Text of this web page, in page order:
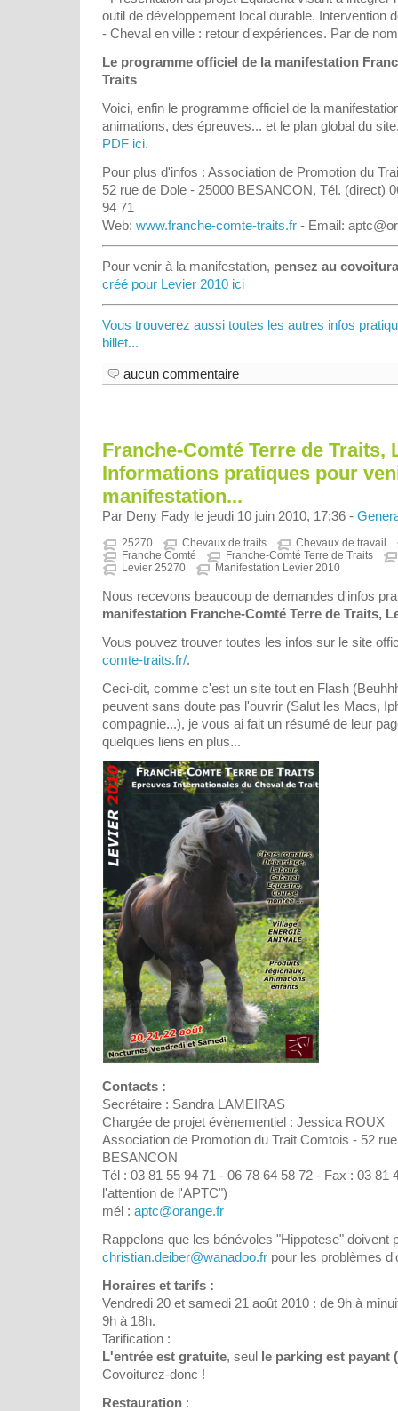
outil de développement local durable. Intervention
- Cheval en ville : retour d'expériences. Par de
Le programme officiel de la manifestation
Traits
Voici, enfin le programme officiel de la
animations, des épreuves... et le plan global du
PDF ici.
Pour plus d'infos : Association de Promotion du
52 rue de Dole - 25000 BESANCON, Tél. (direct)
94 71
Web: www.franche-comte-traits.fr - Email:
Pour venir à la manifestation, pensez au
créé pour Levier 2010 ici
Vous trouverez aussi toutes les autres infos
billet...
aucun commentaire
Franche-Comté Terre de Traits,
Informations pratiques pour
manifestation...
Par Deny Fady le jeudi 10 juin 2010, 17:36 -
25270 Chevaux de traits
Chevaux de travail
Franche Comté
Franche-Comté Terre de Traits
Levier 25270
Manifestation Levier 2010
Nous recevons beaucoup de demandes d'infos
manifestation Franche-Comté Terre de Traits,
Vous pouvez trouver toutes les infos sur le site
comte-traits.fr/.
Ceci-dit, comme c'est un site tout en Flash
peuvent sans doute pas l'ouvrir (Salut les Macs,
compagnie...), je vous ai fait un résumé de leur
quelques liens en plus...
Contacts :
Secrétaire : Sandra LAMEIRAS
Chargée de projet évènementiel : Jessica ROUX
Association de Promotion du Trait Comtois - 52
BESANCON
Tél : 03 81 55 94 71 - 06 78 64 58 72 - Fax : 03 81
l'attention de l'APTC")
mél : aptc@orange.fr
Rappelons que les bénévoles "Hippotese" doivent
christian.deiber@wanadoo.fr pour les problèmes
Horaires et tarifs :
Vendredi 20 et samedi 21 août 2010 : de 9h à
9h à 18h.
Tarification :
L'entrée est gratuite, seul le parking est payant
Covoiturez-donc !
Restauration :